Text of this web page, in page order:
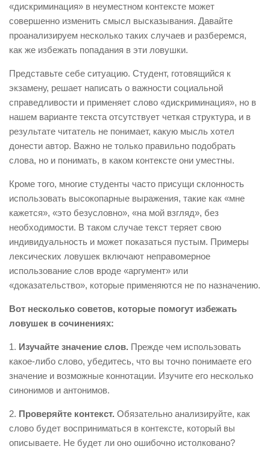
«дискриминация» в неуместном контексте может
совершенно изменить смысл высказывания. Давайте
проанализируем несколько таких случаев и разберемся,
как же избежать попадания в эти ловушки.
Представьте себе ситуацию. Студент, готовящийся к
экзамену, решает написать о важности социальной
справедливости и применяет слово «дискриминация», но в
нашем варианте текста отсутствует четкая структура, и в
результате читатель не понимает, какую мысль хотел
донести автор. Важно не только правильно подобрать
слова, но и понимать, в каком контексте они уместны.
Кроме того, многие студенты часто присущи склонность
использовать высокопарные выражения, такие как «мне
кажется», «это безусловно», «на мой взгляд», без
необходимости. В таком случае текст теряет свою
индивидуальность и может показаться пустым. Примеры
лексических ловушек включают неправомерное
использование слов вроде «аргумент» или
«доказательство», которые применяются не по назначению.
Вот несколько советов, которые помогут избежать
ловушек в сочинениях:
1. Изучайте значение слов. Прежде чем использовать
какое-либо слово, убедитесь, что вы точно понимаете его
значение и возможные коннотации. Изучите его несколько
синонимов и антонимов.
2. Проверяйте контекст. Обязательно анализируйте, как
слово будет восприниматься в контексте, который вы
описываете. Не будет ли оно ошибочно истолковано?